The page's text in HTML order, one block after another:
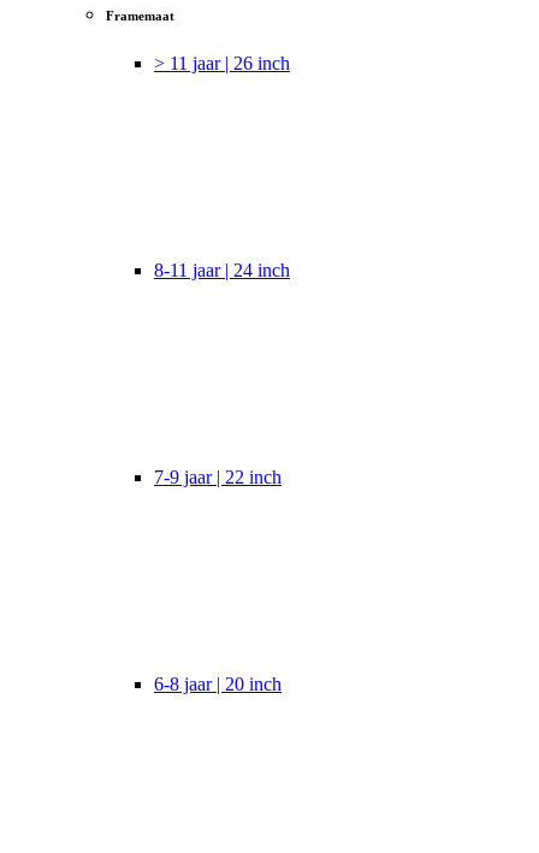
Framemaat
> 11 jaar | 26 inch
8-11 jaar | 24 inch
7-9 jaar | 22 inch
6-8 jaar | 20 inch